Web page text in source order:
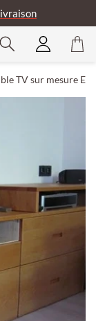
TV sur mesure